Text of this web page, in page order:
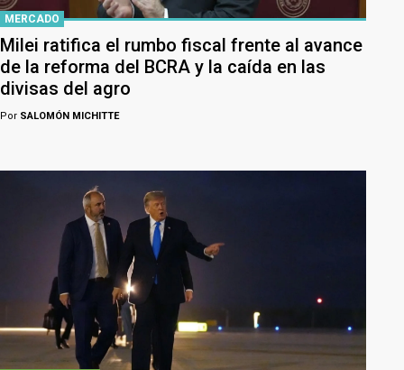
MERCADO
Milei ratifica el rumbo fiscal frente al avance
de la reforma del BCRA y la caída en las
divisas del agro
Por SALOMÓN MICHITTE